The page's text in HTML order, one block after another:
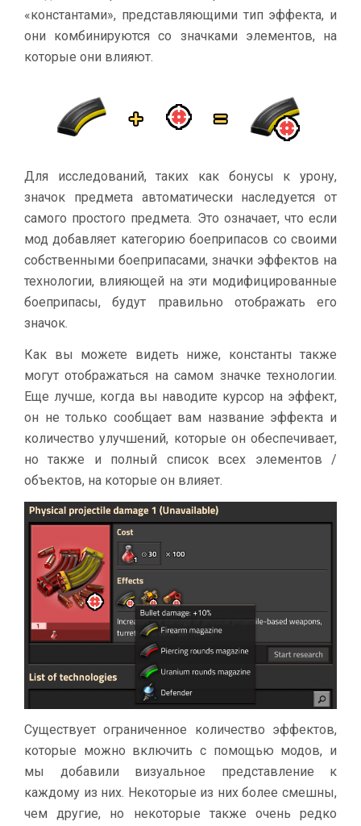
«константами», представляющими тип эффекта, и
они комбинируются со значками элементов, на
которые они влияют.
Для исследований, таких как бонусы к урону,
значок предмета автоматически наследуется от
самого простого предмета. Это означает, что если
мод добавляет категорию боеприпасов со своими
собственными боеприпасами, значки эффектов на
технологии, влияющей на эти модифицированные
боеприпасы, будут правильно отображать его
значок.
Как вы можете видеть ниже, константы также
могут отображаться на самом значке технологии.
Еще лучше, когда вы наводите курсор на эффект,
он не только сообщает вам название эффекта и
количество улучшений, которые он обеспечивает,
но также и полный список всех элементов /
объектов, на которые он влияет.
Существует ограниченное количество эффектов,
которые можно включить с помощью модов, и
мы добавили визуальное представление к
каждому из них. Некоторые из них более смешны,
чем другие, но некоторые также очень редко